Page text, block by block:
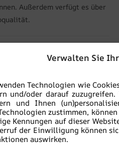
Verwalten Sie
Technologien wie
und/oder darauf
und Ihnen
zustimmen,
Kennungen auf dieser
der Einwilligung können
auswirken.
Außerdem verfügt es über